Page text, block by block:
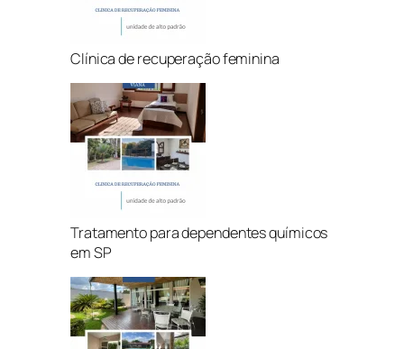
Clínica de recuperação feminina
Tratamento para dependentes químicos
em SP